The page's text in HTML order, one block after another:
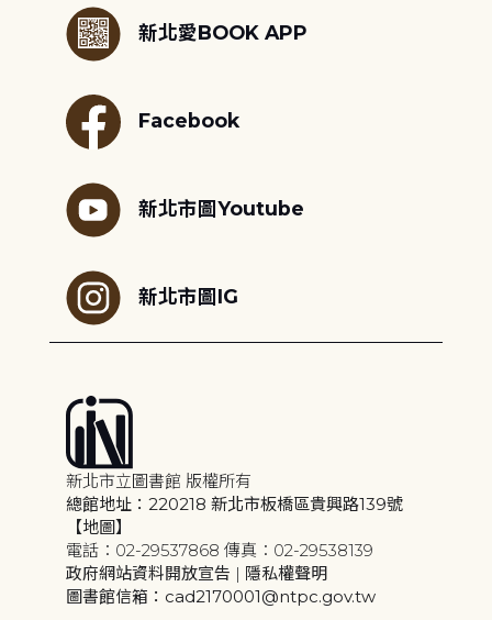
新北愛BOOK APP
Facebook
新北市圖Youtube
新北市圖IG
新北市立圖書館 版權所有
總館地址：220218 新北市板橋區貴興路139號
【地圖】
電話：02-29537868 傳真：02-29538139
政府網站資料開放宣告 | 隱私權聲明
圖書館信箱：cad2170001@ntpc.gov.tw